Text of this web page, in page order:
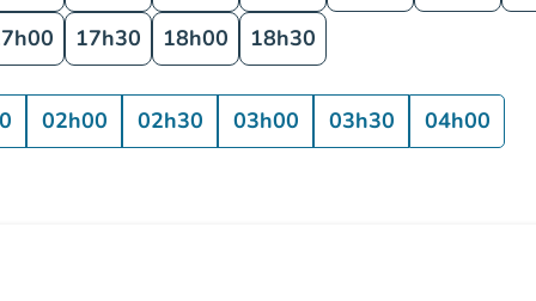
17h30 18h00 18h30
02h00 02h30 03h00 03h30 04h00